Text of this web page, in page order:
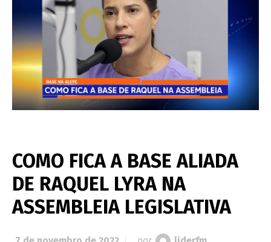
COMO FICA A BASE ALIADA
DE RAQUEL LYRA NA
ASSEMBLEIA LEGISLATIVA